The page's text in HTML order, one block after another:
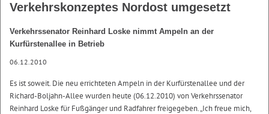
Verkehrskonzeptes Nordost umgesetzt
Verkehrssenator Reinhard Loske nimmt Ampeln an der
Kurfürstenallee in Betrieb
06.12.2010
Es ist soweit. Die neu errichteten Ampeln in der Kurfürstenallee und der
Richard-Boljahn-Allee wurden heute (06.12.2010) von Verkehrssenator
Reinhard Loske für Fußgänger und Radfahrer freigegeben. „Ich freue mich,